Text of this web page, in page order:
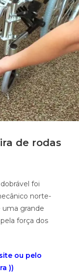
de rodas
foi
norte-
uma grande
força dos
ou pelo
))